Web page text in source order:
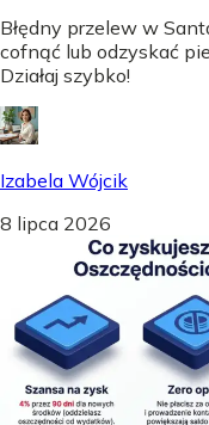
Błędny przelew w
cofnąć lub odzyskać
Działaj szybko!
Izabela Wójcik
8 lipca 2026